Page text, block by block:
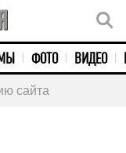
ФОТО ВИДЕО
сайта